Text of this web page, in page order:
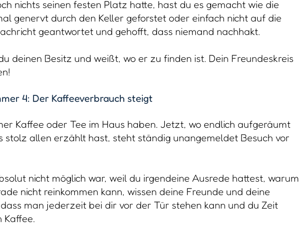
nichts seinen festen Platz hatte, hast du es gemacht wie die
genervt durch den Keller geforstet oder einfach nicht auf die
geantwortet und gehofft, dass niemand nachhakt.
deinen Besitz und weißt, wo er zu finden ist. Dein Freundeskreis
4: Der Kaffeeverbrauch steigt
Kaffee oder Tee im Haus haben. Jetzt, wo endlich aufgeräumt
stolz allen erzählt hast, steht ständig unangemeldet Besuch vor
nicht möglich war, weil du irgendeine Ausrede hattest, warum
nicht reinkommen kann, wissen deine Freunde und deine
man jederzeit bei dir vor der Tür stehen kann und du Zeit
Kaffee.